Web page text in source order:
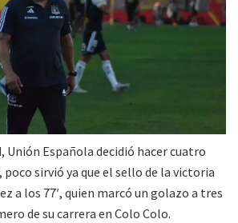
Unión Española decidió hacer cuatro
poco sirvió ya que el sello de la victoria
a los 77′, quien marcó un golazo a tres
de su carrera en Colo Colo.